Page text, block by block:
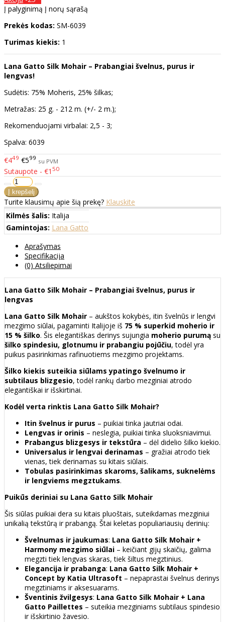
Į palyginimą Į norų sąrašą
Prekės kodas: SM-6039
Turimas kiekis: 1
Lana Gatto Silk Mohair – Prabangiai švelnus, purus ir
lengvas!
Sudėtis: 75% Moheris, 25% šilkas;
Metražas: 25 g. - 212 m. (+/- 2 m.);
Rekomenduojami virbalai: 2,5 - 3;
Spalva: 6039
€449 €599 su PVM
Sutaupote - €1 50
Turite klausimų apie šią prekę? Klauskite
Kilmės šalis: Italija
Gamintojas: Lana Gatto
Aprašymas
Specifikacija
(0) Atsiliepimai
Lana Gatto Silk Mohair – Prabangiai švelnus, purus ir
lengvas
Lana Gatto Silk Mohair – aukštos kokybės, itin švelnūs ir lengvi
mezgimo siūlai, pagaminti Italijoje iš 75 % superkid moherio ir
15 % šilko. Šis elegantiškas derinys sujungia moherio purumą su
šilko spindesiu, glotnumu ir prabangiu pojūčiu, todėl yra
puikus pasirinkimas rafinuotiems mezgimo projektams.
Šilko kiekis suteikia siūlams ypatingo švelnumo ir
subtilaus blizgesio, todėl rankų darbo mezginiai atrodo
elegantiškai ir išskirtinai.
Kodėl verta rinktis Lana Gatto Silk Mohair?
Itin švelnus ir purus – puikiai tinka jautriai odai.
Lengvas ir orinis – neslegia, puikiai tinka sluoksniavimui.
Prabangus blizgesys ir tekstūra – dėl didelio šilko kiekio.
Universalus ir lengvai derinamas – gražiai atrodo tiek
vienas, tiek derinamas su kitais siūlais.
Tobulas pasirinkimas skaroms, šalikams, suknelėms
ir lengviems megztukams.
Puikūs deriniai su Lana Gatto Silk Mohair
Šis siūlas puikiai dera su kitais pluoštais, suteikdamas mezginiui
unikalią tekstūrą ir prabangą. Štai keletas populiariausių derinių:
Švelnumas ir jaukumas: Lana Gatto Silk Mohair +
Harmony mezgimo siūlai – keičiant gijų skaičių, galima
megzti tiek lengvas skaras, tiek šiltus megztinius.
Elegancija ir prabanga: Lana Gatto Silk Mohair +
Concept by Katia Ultrasoft – nepaprastai švelnus derinys
megztiniams ir aksesuarams.
Šventinis žvilgesys: Lana Gatto Silk Mohair + Lana
Gatto Paillettes – suteikia mezginiams subtilaus spindesio
ir išskirtinio žavesio.